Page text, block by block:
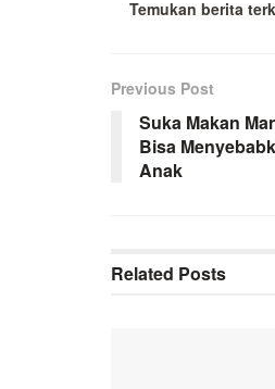
Temukan berita
Previous Post
Suka Makan
Bisa
Anak
Related Posts